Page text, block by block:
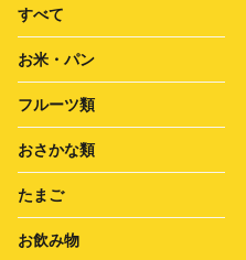
すべて
お米・パン
フルーツ類
おさかな類
たまご
お飲み物